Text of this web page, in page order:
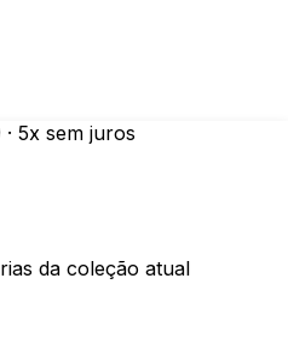
5x sem juros
da coleção atual